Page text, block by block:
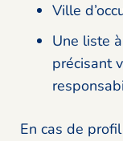
Ville
Une liste
précisant
En cas de